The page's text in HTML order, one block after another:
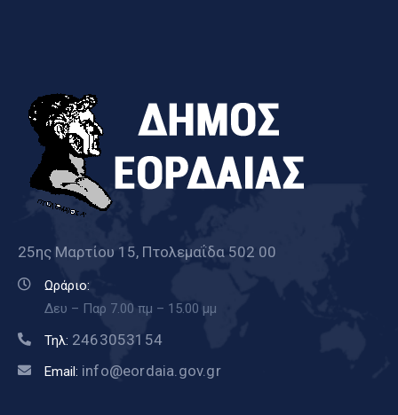
25ης Μαρτίου 15, Πτολεμαΐδα 502 00
Ωράριο:
Δευ – Παρ 7.00 πμ – 15.00 μμ
Τηλ: 2463053154
Email: info@eordaia.gov.gr